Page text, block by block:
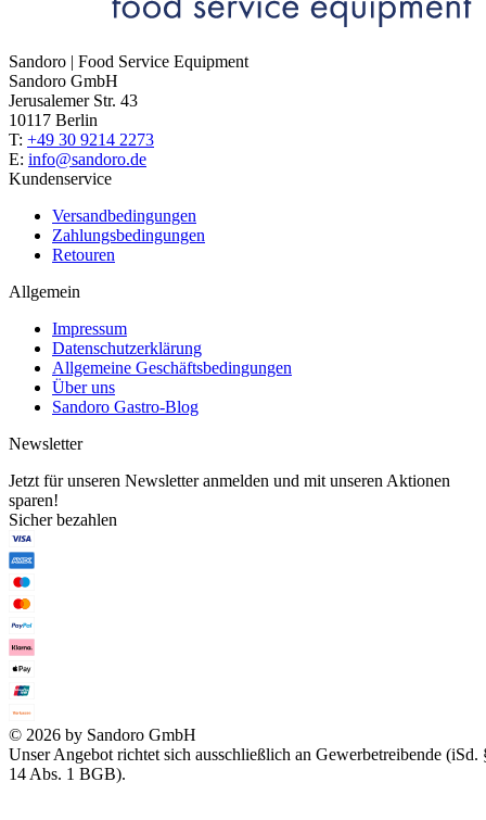
Sandoro | Food Service Equipment
Sandoro GmbH
Jerusalemer Str. 43
10117 Berlin
T: +49 30 9214 2273
E: info@sandoro.de
Kundenservice
Versandbedingungen
Zahlungsbedingungen
Retouren
Allgemein
Impressum
Datenschutzerklärung
Allgemeine Geschäftsbedingungen
Über uns
Sandoro Gastro-Blog
Newsletter
Jetzt für unseren Newsletter anmelden und mit unseren Aktionen
sparen!
Sicher bezahlen
© 2026 by Sandoro GmbH
Unser Angebot richtet sich ausschließlich an Gewerbetreibende (iSd.
14 Abs. 1 BGB).